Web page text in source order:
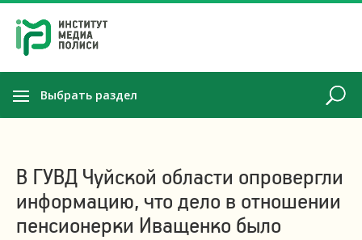
Выбрать раздел
В ГУВД Чуйской области опровергли
информацию, что дело в отношении
пенсионерки Иващенко было